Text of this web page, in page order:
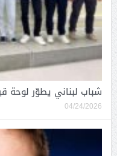
شباب لبناني يطوّر لوحة
04/24/2026